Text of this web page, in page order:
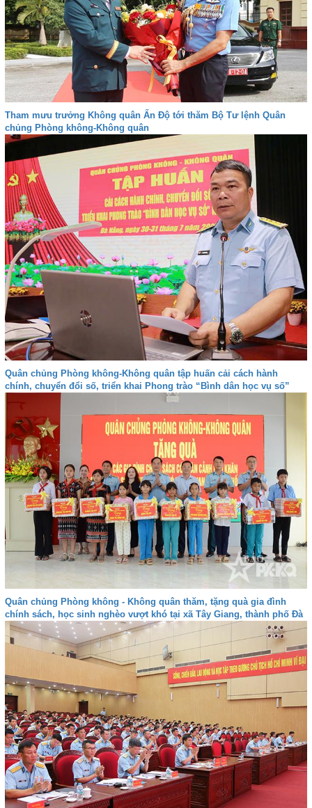
Tham mưu trưởng Không quân Ấn Độ tới thăm Bộ Tư lệnh Quân
chủng Phòng không-Không quân
Quân chủng Phòng không-Không quân tập huấn cải cách hành
chính, chuyển đổi số, triển khai Phong trào “Bình dân học vụ số”
Quân chủng Phòng không - Không quân thăm, tặng quà gia đình
chính sách, học sinh nghèo vượt khó tại xã Tây Giang, thành phố Đà
nẵng